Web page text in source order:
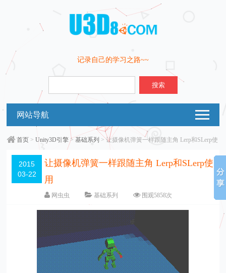
记录自己的学习之路~~
搜索
网站导航
首页 >Unity3D引擎 >基础系列 > 让摄像机弹簧一样跟随主角 Lerp和SLerp使
2015
03-22
让摄像机弹簧一样跟随主角 Lerp和SLerp使
用
网虫虫 基础系列 围观5858次
15 条评论
编辑日期：2016-10-11
字体：大 中 小